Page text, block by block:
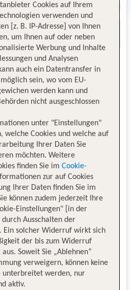
Cookies auf Ihrem
verwenden und
[z. B. IP-Adresse] von Ihnen
um Ihnen auf oder neben
Werbung und Inhalte
und Analysen
auch ein Datentransfer in
sein, wo vom EU-
werden kann und
nicht ausgeschlossen
unter "Einstellungen"
welche Cookies und welche auf
Ihrer Daten Sie
möchten. Weitere
finden Sie im Cookie-
zur auf Cookies
Ihrer Daten finden Sie im
können zudem jederzeit Ihre
Einstellungen" [in der
Ausschalten der
Ein solcher Widerruf wirkt sich
der bis zum Widerruf
Soweit Sie „Ablehnen“
verweigern, können keine
unterbreitet werden, nur
aktiv.